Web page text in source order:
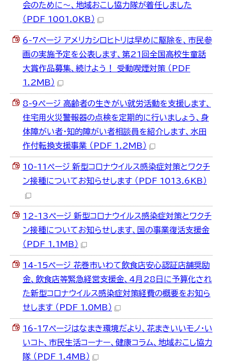
会のために～、地域おこし協力隊が着任しました
（PDF 1001.0KB）
6-7ページ アメリカシロヒトリは早めに駆除を、市民参
画の実施予定を公表します、第21回全国高校生童話
大賞作品募集、続けよう！ 受動喫煙対策 （PDF
1.2MB）
8-9ページ 高齢者の生きがい就労活動を支援します、
住宅用火災警報器の点検を定期的に行いましょう、身
体障がい者・知的障がい者相談員を紹介します、水田
作付転換支援事業 （PDF 1.2MB）
10-11ページ 新型コロナウイルス感染症対策とワクチ
ン接種についてお知らせします （PDF 1013.6KB）
12-13ページ 新型コロナウイルス感染症対策とワクチ
ン接種についてお知らせします、国の事業復活支援金
（PDF 1.1MB）
14-15ページ 花巻市いわて飲食店安心認証店舗奨励
金、飲食店等緊急経営支援金、4月28日に予算化され
た新型コロナウイルス感染症対策経費の概要をお知ら
せします （PDF 1.0MB）
16-17ページはなまき環境だより、花まきいいモノ・い
いコト、市民生活コーナー、健康コラム、地域おこし協力
隊 （PDF 1.4MB）